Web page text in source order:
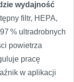
wydajność
filtr, HEPA,
% ultradrobnych
powietrza
pracę
w aplikacji